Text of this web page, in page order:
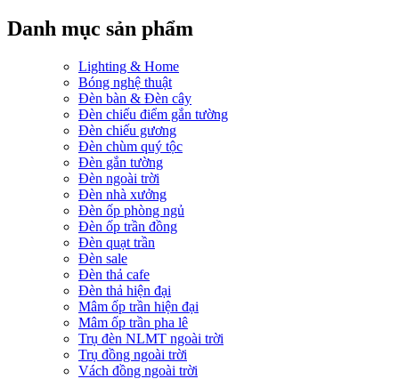
Danh mục sản phẩm
Lighting & Home
Bóng nghệ thuật
Đèn bàn & Đèn cây
Đèn chiếu điểm gắn tường
Đèn chiếu gương
Đèn chùm quý tộc
Đèn gắn tường
Đèn ngoài trời
Đèn nhà xưởng
Đèn ốp phòng ngủ
Đèn ốp trần đồng
Đèn quạt trần
Đèn sale
Đèn thả cafe
Đèn thả hiện đại
Mâm ốp trần hiện đại
Mâm ốp trần pha lê
Trụ đèn NLMT ngoài trời
Trụ đồng ngoài trời
Vách đồng ngoài trời